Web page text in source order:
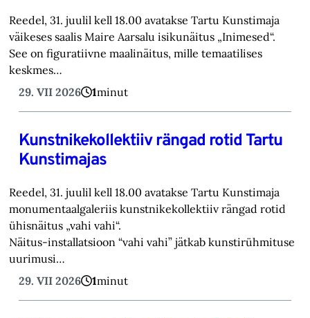
Reedel, 31. juulil kell 18.00 avatakse Tartu Kunstimaja
väikeses saalis Maire Aarsalu isikunäitus „Inimesed“.
See on figuratiivne maalinäitus, mille temaatilises
keskmes…
29. VII 2026
1minut
Kunstnikekollektiiv rängad rotid Tartu
Kunstimajas
Reedel, 31. juulil kell 18.00 avatakse Tartu Kunstimaja
monumentaalgaleriis kunstnikekollektiiv rängad rotid
ühisnäitus „vahi vahi“.
Näitus-installatsioon “vahi vahi” jätkab kunstirühmituse
uurimusi…
29. VII 2026
1minut